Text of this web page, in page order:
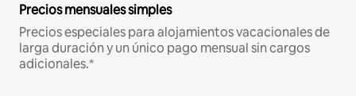
Precios mensuales simples
Precios especiales para alojamientos vacacionales de
larga duración y un único pago mensual sin cargos
adicionales.*